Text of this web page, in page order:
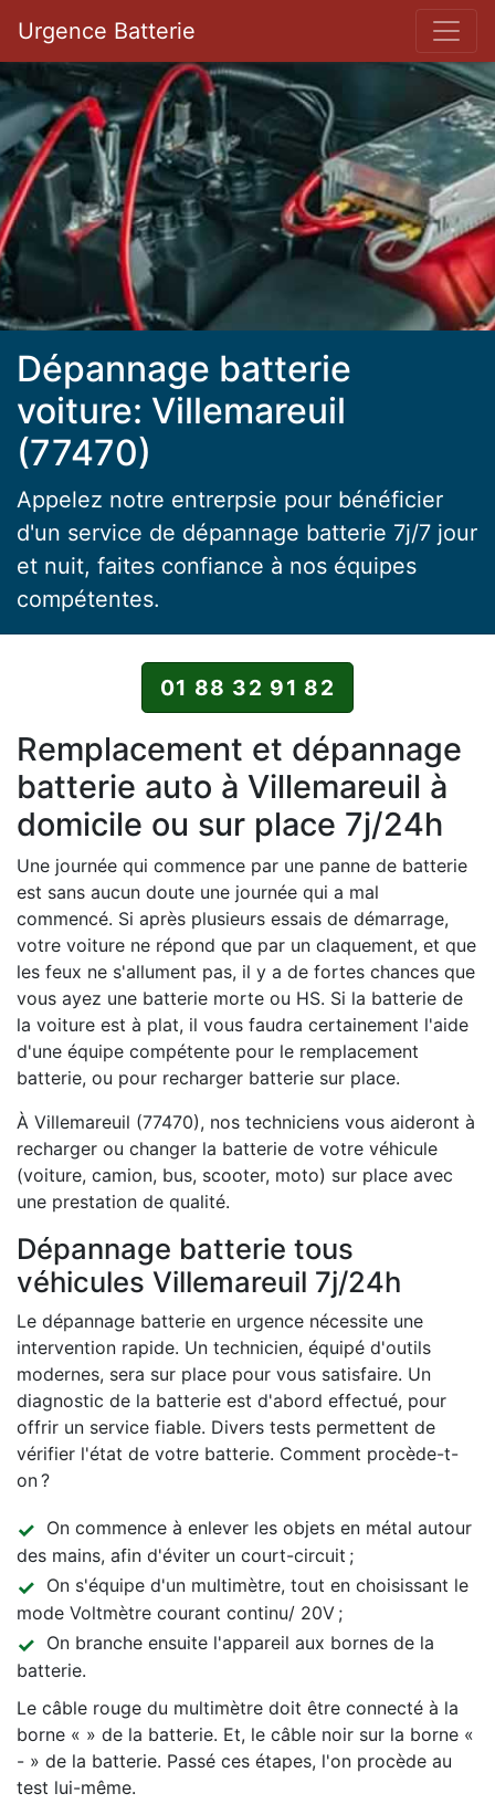
Urgence Batterie Bar
Dépannage batterie
voiture: Villemareuil
(77470)
Appelez notre entrerpsie pour bénéficier
d'un service de dépannage batterie 7j/7 jour
et nuit, faites confiance à nos équipes
compétentes.
01 88 32 91 82
Remplacement et dépannage
batterie auto à Villemareuil à
domicile ou sur place 7j/24h
Une journée qui commence par une panne de batterie
est sans aucun doute une journée qui a mal
commencé. Si après plusieurs essais de démarrage,
votre voiture ne répond que par un claquement, et que
les feux ne s'allument pas, il y a de fortes chances que
vous ayez une batterie morte ou HS. Si la batterie de
la voiture est à plat, il vous faudra certainement l'aide
d'une équipe compétente pour le remplacement
batterie, ou pour recharger batterie sur place.
À Villemareuil (77470), nos techniciens vous aideront à
recharger ou changer la batterie de votre véhicule
(voiture, camion, bus, scooter, moto) sur place avec
une prestation de qualité.
Dépannage batterie tous
véhicules Villemareuil 7j/24h
Le dépannage batterie en urgence nécessite une
intervention rapide. Un technicien, équipé d'outils
modernes, sera sur place pour vous satisfaire. Un
diagnostic de la batterie est d'abord effectué, pour
offrir un service fiable. Divers tests permettent de
vérifier l'état de votre batterie. Comment procède-t-
on ?
On commence à enlever les objets en métal autour
des mains, afin d'éviter un court-circuit ;
On s'équipe d'un multimètre, tout en choisissant le
mode Voltmètre courant continu/ 20V ;
On branche ensuite l'appareil aux bornes de la
batterie.
Le câble rouge du multimètre doit être connecté à la
borne « » de la batterie. Et, le câble noir sur la borne «
- » de la batterie. Passé ces étapes, l'on procède au
test lui-même.